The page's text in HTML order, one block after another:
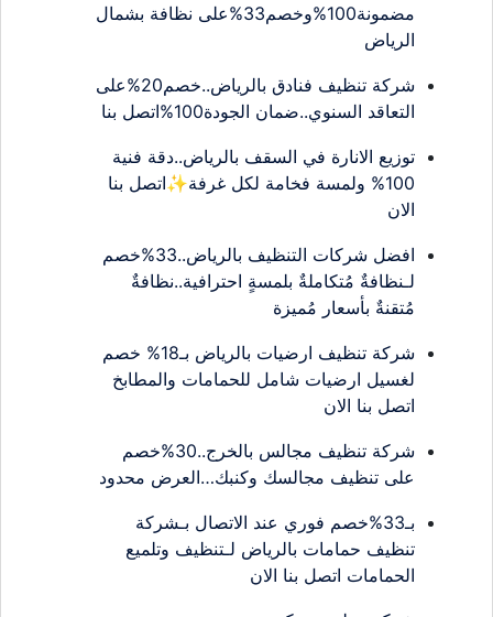
مضمونة100%وخصم33%على نظافة بشمال
الرياض
شركة تنظيف فنادق بالرياض..خصم20%على
التعاقد السنوي..ضمان الجودة100%اتصل بنا
توزيع الانارة في السقف بالرياض..دقة فنية
100% ولمسة فخامة لكل غرفة✨اتصل بنا
الان
افضل شركات التنظيف بالرياض..33%خصم
لـنظافةٌ مُتكاملةٌ بلمسةٍ احترافية..نظافةٌ
مُتقنةٌ بأسعار مُميزة
شركة تنظيف ارضيات بالرياض بـ18% خصم
لغسيل ارضيات شامل للحمامات والمطابخ
اتصل بنا الان
شركة تنظيف مجالس بالخرج..30%خصم
على تنظيف مجالسك وكنبك…العرض محدود
بـ33%خصم فوري عند الاتصال بـشركة
تنظيف حمامات بالرياض لـتنظيف وتلميع
الحمامات اتصل بنا الان